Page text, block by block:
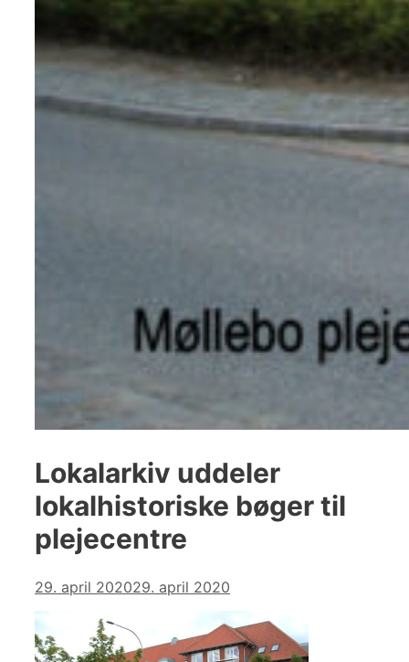
Lokalarkiv uddeler
lokalhistoriske bøger til
plejecentre
29. april 202029. april 2020